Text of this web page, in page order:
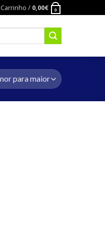
Carrinho / 0,00€ 0